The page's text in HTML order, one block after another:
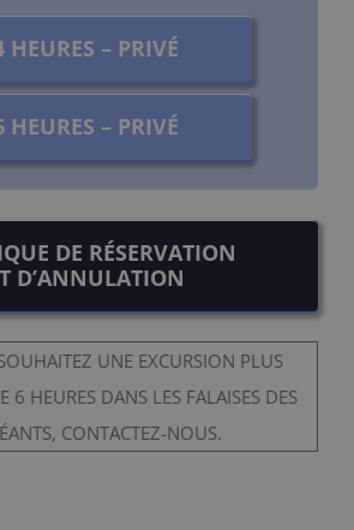
HEURES – PRIVÉ
HEURES – PRIVÉ
DE RÉSERVATION
D’ANNULATION
UNE EXCURSION PLUS
6 HEURES DANS LES FALAISES DES
CONTACTEZ-NOUS.